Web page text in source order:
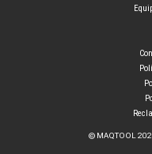
© MAQTOOL